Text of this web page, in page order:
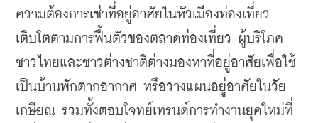
ความต้องการเช่าที่อยู่อาศัยในหัวเมืองท่องเที่ยว
เติบโตตามการฟื้นตัวของตลาดท่องเที่ยว ผู้บริโภค
ชาวไทยและชาวต่างชาติต่างมองหาที่อยู่อาศัยเพื่อใช้
เป็นบ้านพักตากอากาศ หรือวางแผนอยู่อาศัยในวัย
เกษียณ รวมทั้งตอบโจทย์เทรนด์การทำงานยุคใหม่ที่